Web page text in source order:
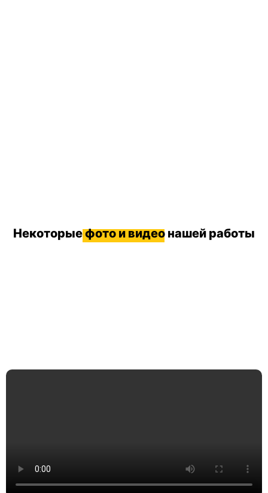
Некоторыефото и видео нашей работы